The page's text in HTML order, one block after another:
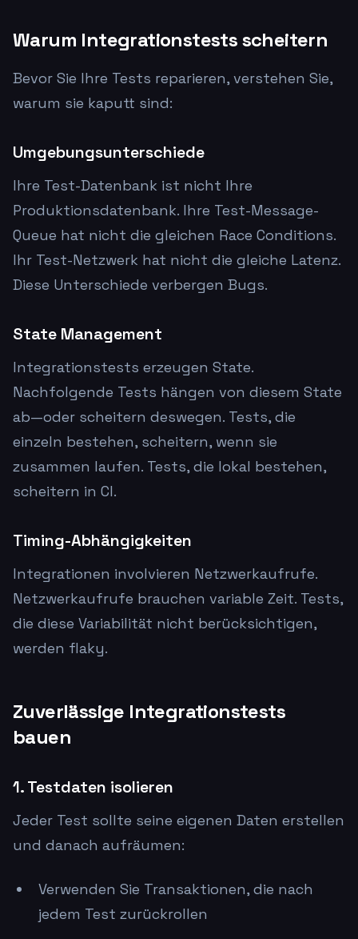
Warum Integrationstests scheitern
Bevor Sie Ihre Tests reparieren, verstehen Sie,
warum sie kaputt sind:
Umgebungsunterschiede
Ihre Test-Datenbank ist nicht Ihre
Produktionsdatenbank. Ihre Test-Message-
Queue hat nicht die gleichen Race Conditions.
Ihr Test-Netzwerk hat nicht die gleiche Latenz.
Diese Unterschiede verbergen Bugs.
State Management
Integrationstests erzeugen State.
Nachfolgende Tests hängen von diesem State
ab—oder scheitern deswegen. Tests, die
einzeln bestehen, scheitern, wenn sie
zusammen laufen. Tests, die lokal bestehen,
scheitern in CI.
Timing-Abhängigkeiten
Integrationen involvieren Netzwerkaufrufe.
Netzwerkaufrufe brauchen variable Zeit. Tests,
die diese Variabilität nicht berücksichtigen,
werden flaky.
Zuverlässige Integrationstests
bauen
1. Testdaten isolieren
Jeder Test sollte seine eigenen Daten erstellen
und danach aufräumen:
Verwenden Sie Transaktionen, die nach
jedem Test zurückrollen